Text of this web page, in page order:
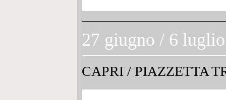
27 giugno / 6 luglio
CAPRI /PIAZZETTA